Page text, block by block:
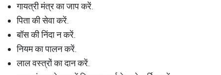
गायत्री मंत्र का जाप करें.
पिता की सेवा करें.
बॉस की निंदा न करें.
नियम का पालन करें.
लाल वस्त्रों का दान करें.